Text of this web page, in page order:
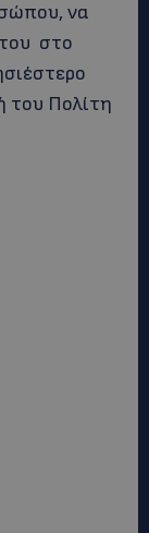
να
στο
του Πολίτη